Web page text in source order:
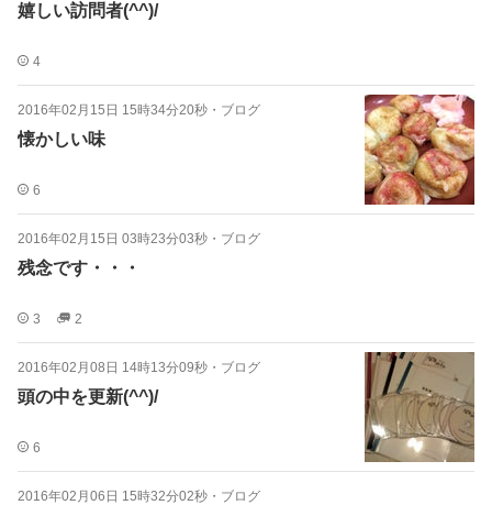
嬉しい訪問者(^^)/
4
2016年02月15日 15時34分20秒 ・ ブログ
懐かしい味
6
2016年02月15日 03時23分03秒 ・ ブログ
残念です・・・
3 2
2016年02月08日 14時13分09秒 ・ ブログ
頭の中を更新(^^)/
6
2016年02月06日 15時32分02秒 ・ ブログ